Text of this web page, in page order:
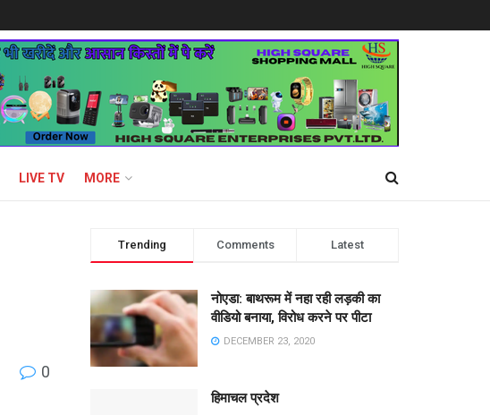
LIVE TV MORE
0
Trending Comments Latest
नोएडा: बाथरूम में नहा रही लड़की का
वीडियो बनाया, विरोध करने पर पीटा
DECEMBER 23, 2020
हिमाचल प्रदेश